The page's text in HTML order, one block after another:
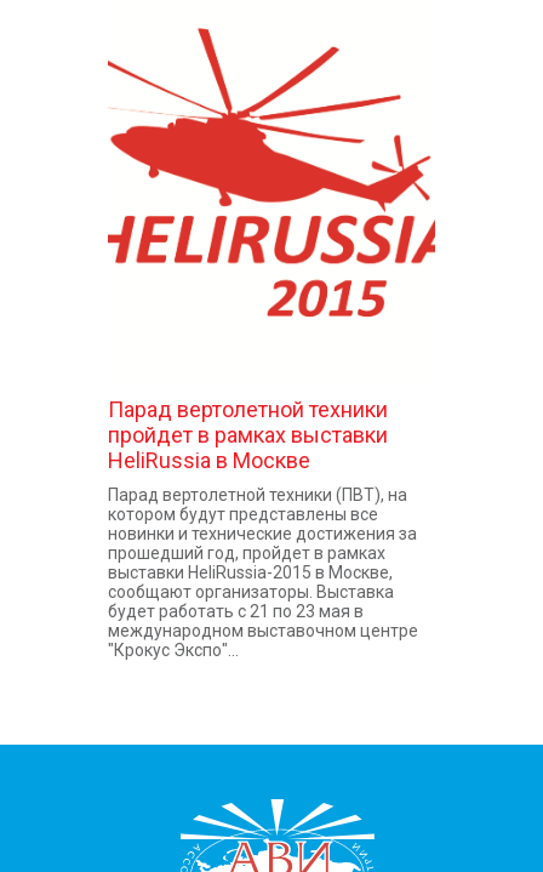
Парад вертолетной техники
пройдет в рамках выставки
HeliRussia в Москве
Парад вертолетной техники (ПВТ), на
котором будут представлены все
новинки и технические достижения за
прошедший год, пройдет в рамках
выставки HeliRussia-2015 в Москве,
сообщают организаторы. Выставка
будет работать с 21 по 23 мая в
международном выставочном центре
"Крокус Экспо"...